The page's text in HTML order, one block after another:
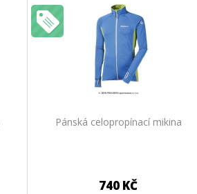
Pánská celopropínací mikina
740 KČ